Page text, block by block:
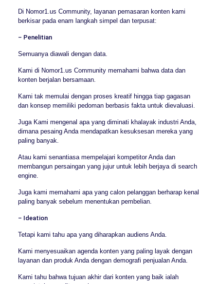
Di Nomor1.us Community, layanan pemasaran konten kami
berkisar pada enam langkah simpel dan terpusat:
– Penelitian
Semuanya diawali dengan data.
Kami di Nomor1.us Community memahami bahwa data dan
konten berjalan bersamaan.
Kami tak memulai dengan proses kreatif hingga tiap gagasan
dan konsep memiliki pedoman berbasis fakta untuk dievaluasi.
Juga Kami mengenal apa yang diminati khalayak industri Anda,
dimana pesaing Anda mendapatkan kesuksesan mereka yang
paling banyak.
Atau kami senantiasa mempelajari kompetitor Anda dan
membangun persaingan yang jujur untuk lebih berjaya di search
engine.
Juga kami memahami apa yang calon pelanggan berharap kenal
paling banyak sebelum menentukan pembelian.
– Ideation
Tetapi kami tahu apa yang diharapkan audiens Anda.
Kami menyesuaikan agenda konten yang paling layak dengan
layanan dan produk Anda dengan demografi penjualan Anda.
Kami tahu bahwa tujuan akhir dari konten yang baik ialah